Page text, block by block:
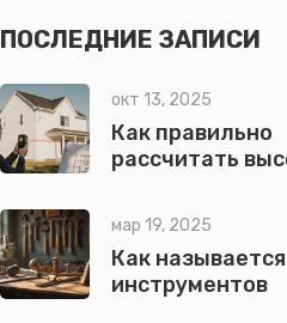
ПОСЛЕДНИЕ ЗАПИСИ
окт 13, 2025
Как правильно
рассчитать
пошаговый гид
мар 19, 2025
Как
инструментов